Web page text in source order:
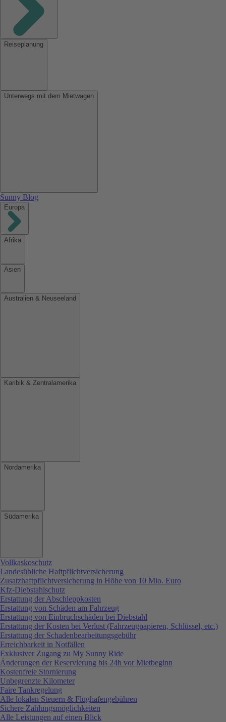
Reiseplanung
Unterwegs mit dem Mietwagen
Sunny Blog
Europa
Afrika
Asien
Australien & Neuseeland
Karibik & Zentralamerika
Nordamerika
Südamerika
Vollkaskoschutz
Landesübliche Haftpflichtversicherung
Zusatzhaftpflichtversicherung in Höhe von 10 Mio. Euro
Kfz-Diebstahlschutz
Erstattung der Abschleppkosten
Erstattung von Schäden am Fahrzeug
Erstattung von Einbruchschäden bei Diebstahl
Erstattung der Kosten bei Verlust (Fahrzeugpapieren, Schlüssel, etc.)
Erstattung der Schadenbearbeitungsgebühr
Erreichbarkeit in Notfällen
Exklusiver Zugang zu My Sunny Ride
Änderungen der Reservierung bis 24h vor Mietbeginn
Kostenfreie Stornierung
Unbegrenzte Kilometer
Faire Tankregelung
Alle lokalen Steuern & Flughafengebühren
Sichere Zahlungsmöglichkeiten
Alle Leistungen auf einen Blick